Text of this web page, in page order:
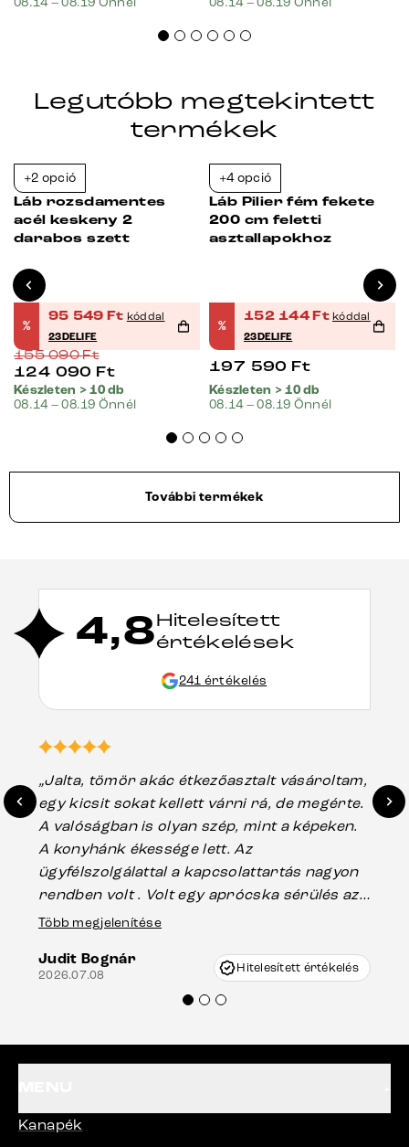
Legutóbb megtekintett
termékek
+2 opció
Láb rozsdamentes
acél keskeny 2
darabos szett
%
95 549 Ft kóddal
23DELIFE
155 090Ft
124 090 Ft
Készleten > 10 db
08.14 – 08.19 Önnél
+4 opció
Láb Pilier fém fekete
200 cm feletti
asztallapokhoz
%
152 144Ft kóddal
23DELIFE
197 590 Ft
Készleten > 10 db
08.14 – 08.19 Önnél
További termékek
4,8Hitelesített
értékelések
241 értékelés
„Jalta, tömör akác étkezőasztalt vásároltam,
egy kicsit sokat kellett várni rá, de megérte.
A valóságban is olyan szép, mint a képeken.
A konyhánk ékessége lett. Az
ügyfélszolgálattal a kapcsolattartás nagyon
rendben volt . Volt egy aprócska sérülés az
asztal talpánál, ami szállításkor
nagyon korrekten jártak el az ügyemben.
Mindenkinek ajánlani tudom a Delife
Több megjelenítése
Judit Bognár
2026.07.08 Hitelesített értékelés
Kanapék